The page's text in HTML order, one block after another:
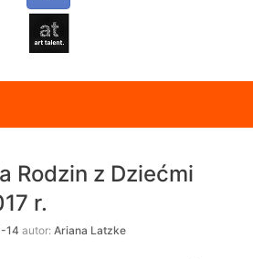
Rodzin z Dziećmi
r.
14 autor: Ariana Latzke